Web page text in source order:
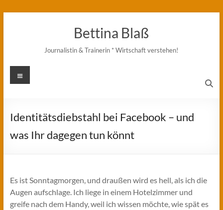
Bettina Blaß
Journalistin & Trainerin * Wirtschaft verstehen!
Menü
Identitätsdiebstahl bei Facebook – und
was Ihr dagegen tun könnt
Es ist Sonntagmorgen, und draußen wird es hell, als ich die
Augen aufschlage. Ich liege in einem Hotelzimmer und
greife nach dem Handy, weil ich wissen möchte, wie spät es